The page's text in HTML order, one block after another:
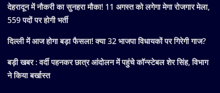
देहरादून में नौकरी का सुनहरा मौका! 11 अगस्त को लगेगा मेगा रोजगार मेला,
559 पदों पर होगी भर्ती
दिल्ली में आज होगा बड़ा फैसला! क्या 32 भाजपा विधायकों पर गिरेगी गाज?
बड़ी खबर : वर्दी पहनकर छात्र आंदोलन में पहुंचे कॉन्स्टेबल शेर सिंह, विभाग
ने किया बर्खास्त